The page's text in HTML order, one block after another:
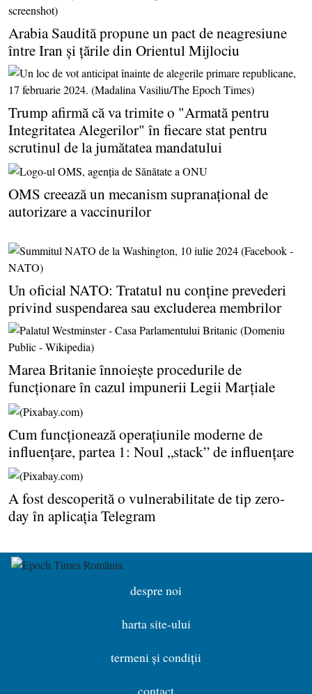
Arabia Saudită propune un pact de neagresiune
între Iran şi ţările din Orientul Mijlociu
Trump afirmă că va trimite o "Armată pentru
Integritatea Alegerilor" în fiecare stat pentru
scrutinul de la jumătatea mandatului
OMS creează un mecanism supranaţional de
autorizare a vaccinurilor
Un oficial NATO: Tratatul nu conţine prevederi
privind suspendarea sau excluderea membrilor
Marea Britanie înnoieşte procedurile de
funcţionare în cazul impunerii Legii Marţiale
Cum funcţionează operaţiunile moderne de
influenţare, partea 1: Noul „stack” de influenţare
A fost descoperită o vulnerabilitate de tip zero-
day în aplicaţia Telegram
despre noi
harta site-ului
termeni și condiții